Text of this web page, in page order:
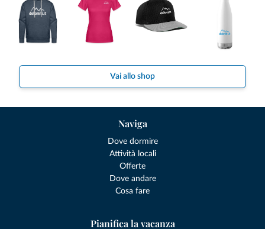
Vai allo shop
Naviga
Dove dormire
Attività locali
Offerte
Dove andare
Cosa fare
Pianifica la vacanza